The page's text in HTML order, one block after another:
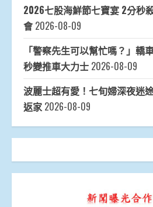
2026七股海鮮節七寶宴 2分秒
會 2026-08-09
「警察先生可以幫忙嗎？」
秒變推車大力士 2026-08-09
波麗士超有愛！七旬婦深夜
返家 2026-08-09